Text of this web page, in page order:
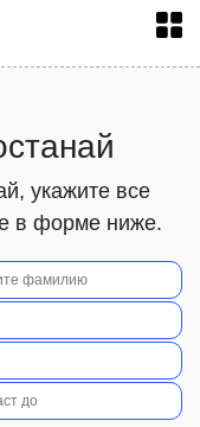
укажите все
в форме ниже.